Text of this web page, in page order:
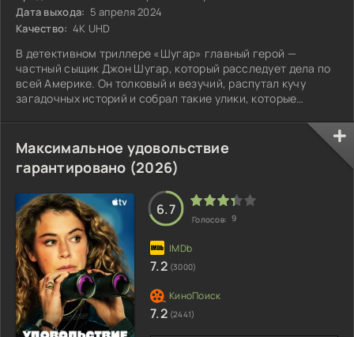
Дата выхода: 5 апреля 2024
Качество: 4K UHD
В детективном триллере «Шугар» главный герой —
частный сыщик Джон Шугар, который расследует дела по
всей Америке. Он толковый и везучий, распутал кучу
загадочных историй и собрал такие улики, которые
преступника.
Максимальное удовольствие
гарантировано (2026)
6.7
Голосов: 9
7.2 (3000)
7.2 (2441)